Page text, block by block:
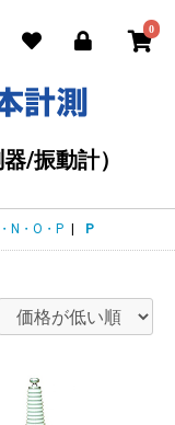
0
/振動計）
N・O・P P